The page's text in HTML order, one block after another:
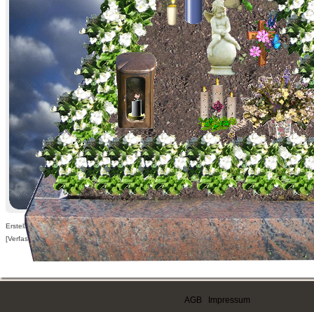
Erstellt am 17.03.2011,
[Verfasser nur für angemeldete Benutzer sichtbar]
AGB Impressum